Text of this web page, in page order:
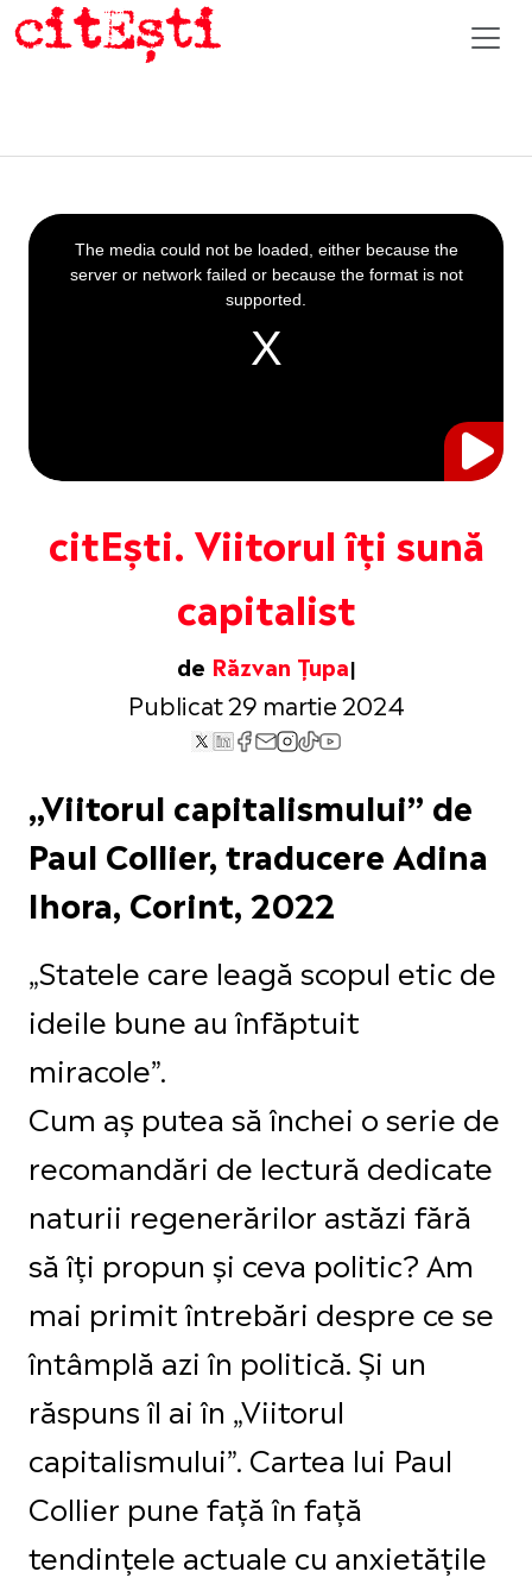
citEști. Viitorul îți sună
capitalist
de Răzvan Țupa
Publicat 29 martie 2024
This
is
a
The media could not be loaded, either because the
server or network failed or because the format is not
supported.
„Viitorul capitalismului” de
Paul Collier, traducere Adina
Ihora, Corint, 2022
„Statele care leagă scopul etic de
ideile bune au înfăptuit
miracole”.
Cum aș putea să închei o serie de
recomandări de lectură dedicate
naturii regenerărilor astăzi fără
să îți propun și ceva politic? Am
mai primit întrebări despre ce se
întâmplă azi în politică. Și un
răspuns îl ai în „Viitorul
capitalismului”. Cartea lui Paul
Collier pune față în față
tendințele actuale cu anxietățile